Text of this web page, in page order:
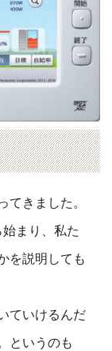
てきました。
まり、私た
を説明しても
ていけるんだ
というのも